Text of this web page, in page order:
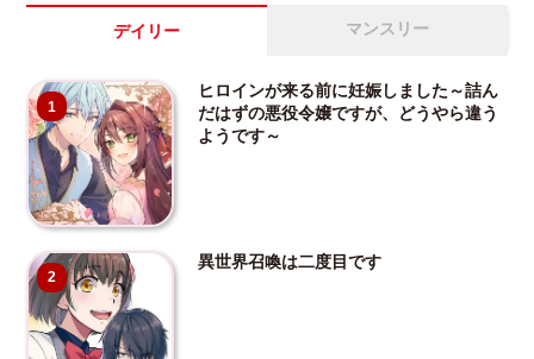
デイリー マンスリー
1
ヒロインが来る前に妊娠しました～詰ん
だはずの悪役令嬢ですが、どうやら違う
ようです～
2
異世界召喚は二度目です